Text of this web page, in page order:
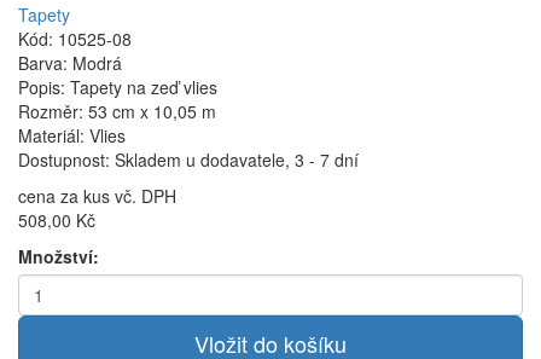
Tapety
Kód: 10525-08
Barva: Modrá
Popis: Tapety na zeď vlies
Rozměr: 53 cm x 10,05 m
Materiál: Vlies
Dostupnost: Skladem u dodavatele, 3 - 7 dní
cena za kus vč. DPH
508,00 Kč
Množství: